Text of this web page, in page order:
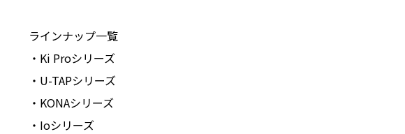
ラインナップ一覧
・Ki Proシリーズ
・U-TAPシリーズ
・KONAシリーズ
・Ioシリーズ